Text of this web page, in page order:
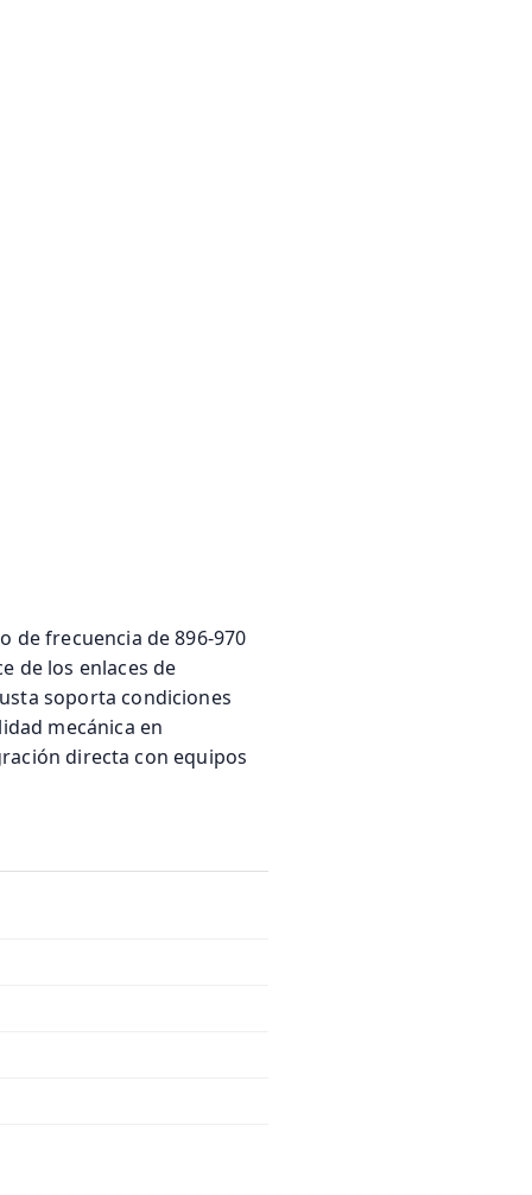
de frecuencia de 896-970
de los enlaces de
soporta condiciones
mecánica en
directa con equipos